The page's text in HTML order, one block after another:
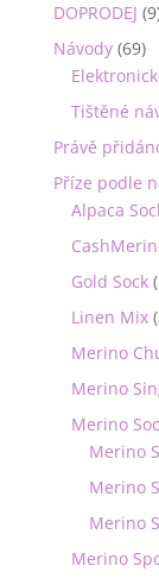
DOPRODEJ
Návody (69)
Tištěné
Právě
Příze podle
Alpaca
Gold Sock
Linen Mix
Merino
Merino
Merino
Merino
Merino
Merino
Merino